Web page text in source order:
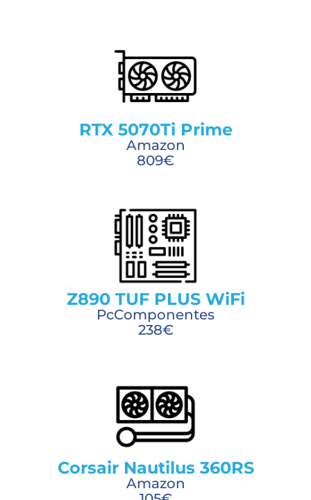
RTX 5070Ti Prime
Amazon
809€
Z890 TUF PLUS WiFi
PcComponentes
238€
Corsair Nautilus 360RS
Amazon